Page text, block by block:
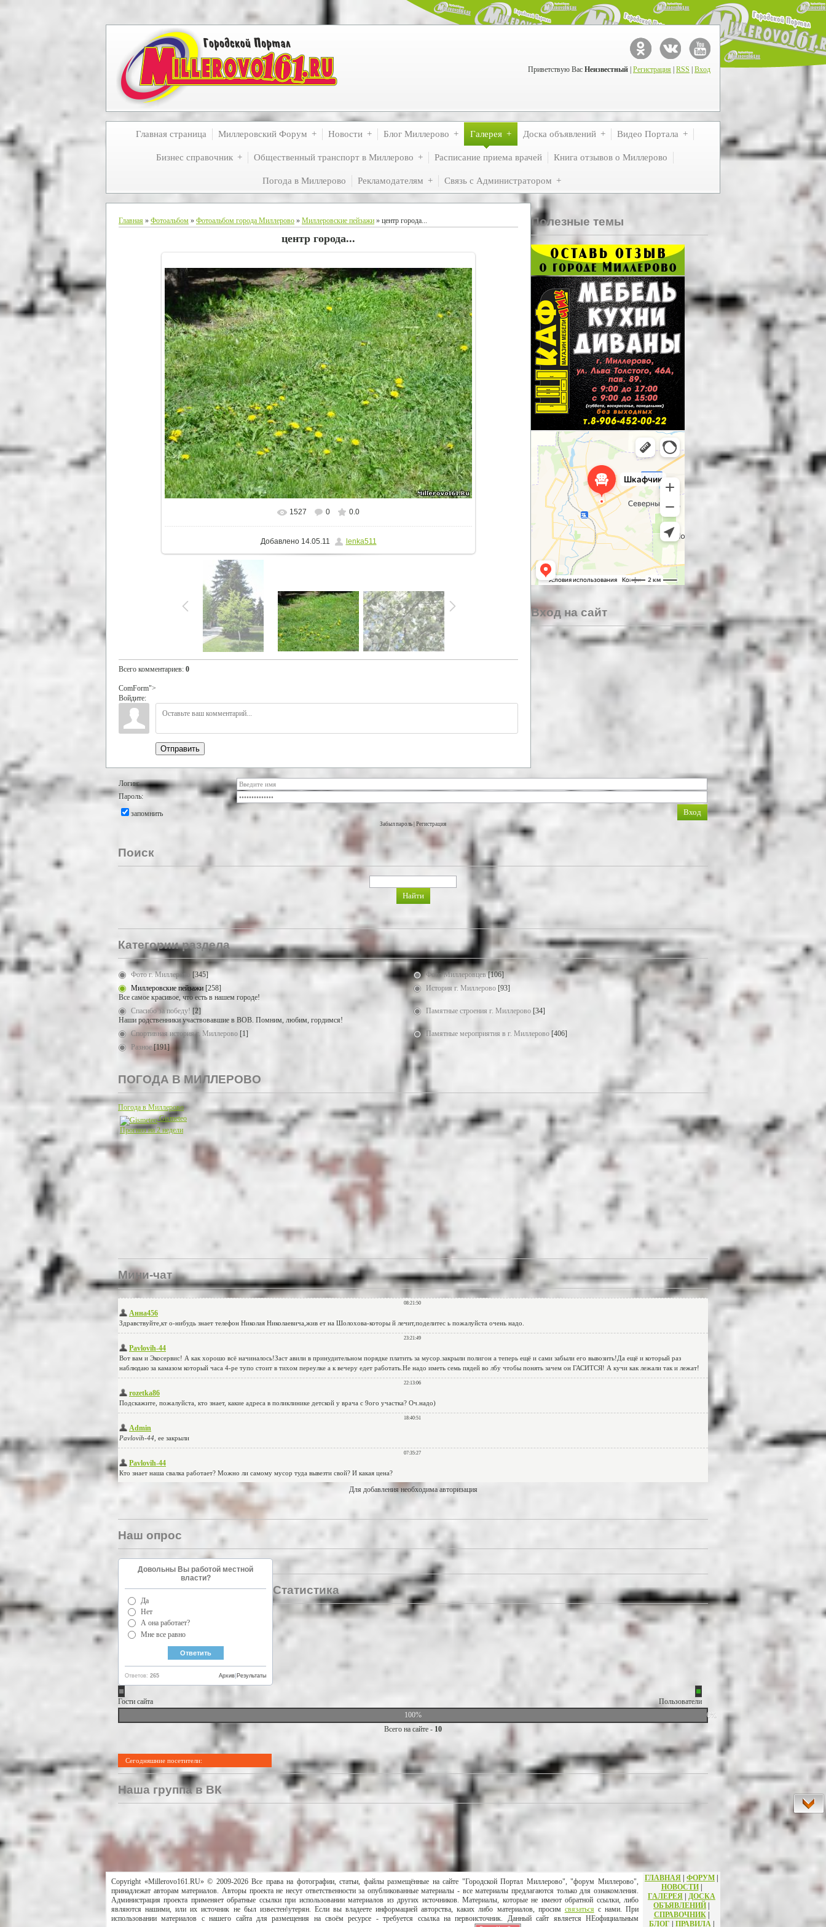
Приветствую Вас Неизвестный Регистрация RSS Вход
Главная страница Миллеровский Форум Новости Блог Миллерово Галерея Доска объявлений Видео Портала
Бизнес справочник Общественный транспорт в Миллерово Расписание приема врачей Книга отзывов о Миллерово
Погода в Миллерово Рекламодателям Связь с Администратором
Главная » Фотоальбом » Фотоальбом города Миллерово » Миллеровские пейзажи » центр города...
центр города...
В реальном размере 600x450
1527 0 0.0
Добавлено14.05.11 lenka511
Всего комментариев: 0
ComForm">
Войдите:
Отправить
Полезные темы
Вход на сайт
Логин:
Пароль:
запомнить
Забыл пароль Регистрация
Поиск
Категории раздела
Фото г. Миллерово [345] Фото Миллеровцев [106]
Миллеровские пейзажи [258]
Все самое красивое, что есть в нашем городе!
История г. Миллерово [93]
Спасибо за победу! [2]
Наши родственники участвовавшие в ВОВ. Помним, любим, гордимся!
Памятные строения г. Миллерово [34]
Спортивная история г. Миллерово [1] Памятные мероприятия в г. Миллерово [406]
Разное [191]
ПОГОДА В МИЛЛЕРОВО
Погода в Миллерово
Gismeteo
Прогноз на 2 недели
Мини-чат
Для добавления необходима авторизация
Наш опрос
Довольны Вы работой местной
власти?
Да
Нет
А она работает?
Мне все равно
Ответов: 265 Результаты
Архив
Статистика
Гости сайта
Пользователи
100%
0%
Всего на сайте - 10
Сегодняшние посетители:
Наша группа в ВК
Copyright «Millerovo161.RU» © 2009-2026 Все права на фотографии, статьи, файлы размещённые на сайте "Городской Портал Миллерово", "форум Миллерово",
принадлежат авторам материалов. Авторы проекта не несут ответственности за опубликованные материалы - все материалы предлагаются только для ознакомления.
Администрация проекта применяет обратные ссылки при использовании материалов из других источников. Материалы, которые не имеют обратной ссылки, либо
являются нашими, или их источник не был известен\утерян. Если вы владеете информацией авторства, каких либо материалов, просим связатьсяс нами. При
использовании материалов с нашего сайта для размещения на своём ресурсе - требуется ссылка на первоисточник. Данный сайт является НЕофициальным
ГЛАВНАЯ | ФОРУМ |
НОВОСТИ|
ГАЛЕРЕЯ | ДОСКА
ОБЪЯВЛЕНИЙ |
СПРАВОЧНИК|
БЛОГ | ПРАВИЛА |